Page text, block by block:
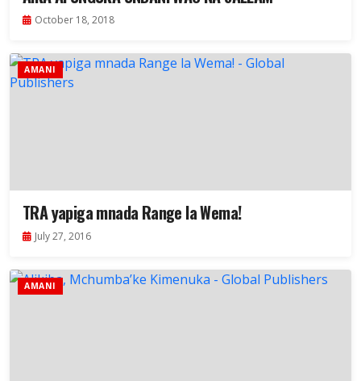
October 18, 2018
AMANI
TRA yapiga mnada Range la Wema!
July 27, 2016
AMANI